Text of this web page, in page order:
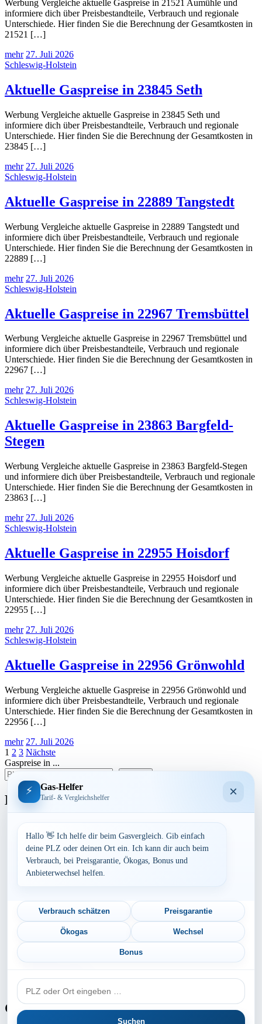
Werbung Vergleiche aktuelle Gaspreise in 21521 Aumühle und
informiere dich über Preisbestandteile, Verbrauch und regionale
Unterschiede. Hier finden Sie die Berechnung der Gesamtkosten in
21521 […]
mehr 27. Juli 2026
Schleswig-Holstein
Aktuelle Gaspreise in 23845 Seth
Werbung Vergleiche aktuelle Gaspreise in 23845 Seth und
informiere dich über Preisbestandteile, Verbrauch und regionale
Unterschiede. Hier finden Sie die Berechnung der Gesamtkosten in
23845 […]
mehr 27. Juli 2026
Schleswig-Holstein
Aktuelle Gaspreise in 22889 Tangstedt
Werbung Vergleiche aktuelle Gaspreise in 22889 Tangstedt und
informiere dich über Preisbestandteile, Verbrauch und regionale
Unterschiede. Hier finden Sie die Berechnung der Gesamtkosten in
22889 […]
mehr 27. Juli 2026
Schleswig-Holstein
Aktuelle Gaspreise in 22967 Tremsbüttel
Werbung Vergleiche aktuelle Gaspreise in 22967 Tremsbüttel und
informiere dich über Preisbestandteile, Verbrauch und regionale
Unterschiede. Hier finden Sie die Berechnung der Gesamtkosten in
22967 […]
mehr 27. Juli 2026
Schleswig-Holstein
Aktuelle Gaspreise in 23863 Bargfeld-
Stegen
Werbung Vergleiche aktuelle Gaspreise in 23863 Bargfeld-Stegen
und informiere dich über Preisbestandteile, Verbrauch und regionale
Unterschiede. Hier finden Sie die Berechnung der Gesamtkosten in
23863 […]
mehr 27. Juli 2026
Schleswig-Holstein
Aktuelle Gaspreise in 22955 Hoisdorf
Werbung Vergleiche aktuelle Gaspreise in 22955 Hoisdorf und
informiere dich über Preisbestandteile, Verbrauch und regionale
Unterschiede. Hier finden Sie die Berechnung der Gesamtkosten in
22955 […]
mehr 27. Juli 2026
Schleswig-Holstein
Aktuelle Gaspreise in 22956 Grönwohld
Werbung Vergleiche aktuelle Gaspreise in 22956 Grönwohld und
informiere dich über Preisbestandteile, Verbrauch und regionale
Unterschiede. Hier finden Sie die Berechnung der Gesamtkosten in
22956 […]
mehr 27. Juli 2026
Seitennummerierung
der
Beiträge
1 2 3 Nächste
Gaspreise in ...
Bundesland
Bayern
Berlin
Brandenburg
Hamburg
Mecklenburg-Vorpommern
Niedersachsen
Nordrhein-Westfalen
Rheinland-Pfalz
Saarland
Sachsen-Anhalt
Gaspreis-Explosion
⚡ Gas-Helfer
Tarif- & Vergleichshelfer ×
Hallo 👋 Ich helfe dir beim Gasvergleich. Gib einfach
deine PLZ oder deinen Ort ein. Ich kann dir auch beim
Verbrauch, bei Preisgarantie, Ökogas, Bonus und
Anbieterwechsel helfen.
Verbrauch schätzen Preisgarantie
Ökogas Wechsel
Bonus
PLZ
oder
Ort
Suchen